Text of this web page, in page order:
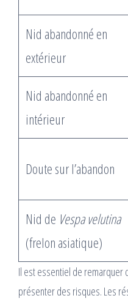
Nid abandonné en
extérieur
Nid abandonné en
intérieur
Doute sur l’abandon
Nid de Vespa velutina
(frelon asiatique)
Il est essentiel de remarquer
présenter des risques. Les